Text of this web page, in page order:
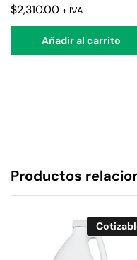
$2,310.00 + IVA
Añadir al carrito
Productos